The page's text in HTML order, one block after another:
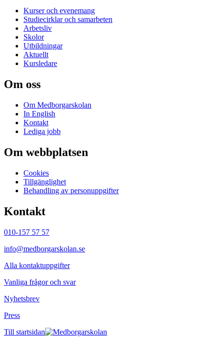
Kurser och evenemang
Studiecirklar och samarbeten
Arbetsliv
Skolor
Utbildningar
Aktuellt
Kursledare
Om oss
Om Medborgarskolan
In English
Kontakt
Lediga jobb
Om webbplatsen
Cookies
Tillgänglighet
Behandling av personuppgifter
Kontakt
010-157 57 57
info@medborgarskolan.se
Alla kontaktuppgifter
Vanliga frågor och svar
Nyhetsbrev
Press
Till startsidan